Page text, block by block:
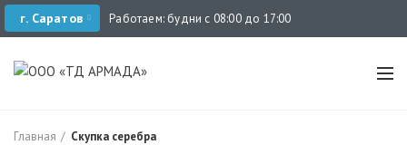
г. Саратов Работаем: будни с 08:00 до 17:00
Главная Скупка серебра